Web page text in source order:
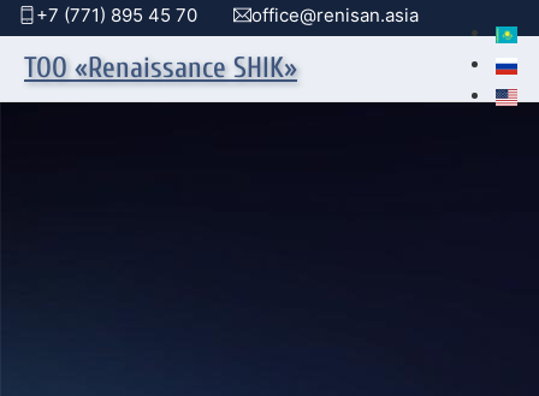
+7 (771) 895 45 70 office@renisan.asia
ТОО «Renaissance SHIK»